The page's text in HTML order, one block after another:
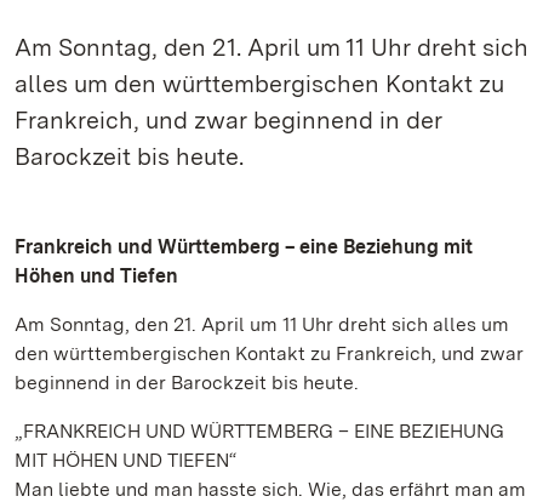
Am Sonntag, den 21. April um 11 Uhr dreht sich
alles um den württembergischen Kontakt zu
Frankreich, und zwar beginnend in der
Barockzeit bis heute.
Frankreich und Württemberg – eine Beziehung mit
Höhen und Tiefen
Am Sonntag, den 21. April um 11 Uhr dreht sich alles um
den württembergischen Kontakt zu Frankreich, und zwar
beginnend in der Barockzeit bis heute.
„FRANKREICH UND WÜRTTEMBERG – EINE BEZIEHUNG
MIT HÖHEN UND TIEFEN“
Man liebte und man hasste sich. Wie, das erfährt man am